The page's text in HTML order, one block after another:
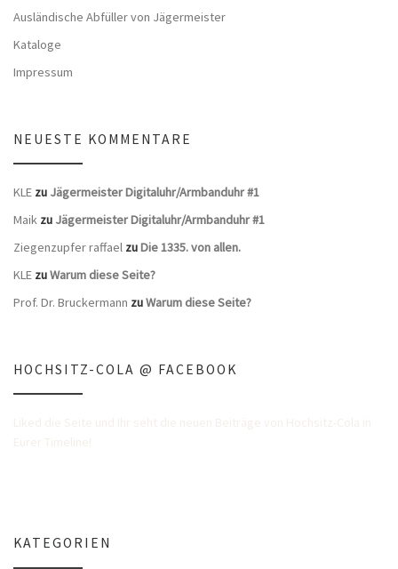
Ausländische Abfüller von Jägermeister
Kataloge
Impressum
NEUESTE KOMMENTARE
KLE zu Jägermeister Digitaluhr/Armbanduhr #1
Maik zu Jägermeister Digitaluhr/Armbanduhr #1
Ziegenzupfer raffael zuDie 1335. von allen.
KLE zuWarum diese Seite?
Prof. Dr. Bruckermann zuWarum diese Seite?
HOCHSITZ-COLA @ FACEBOOK
KATEGORIEN